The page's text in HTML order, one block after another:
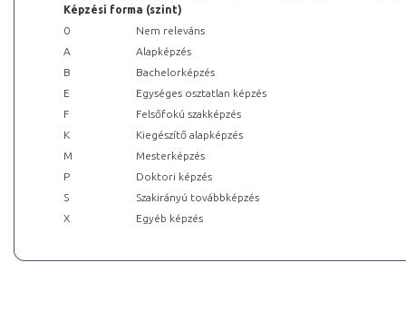
Képzési forma (szint)
0
Nem releváns
A
Alapképzés
B
Bachelorképzés
E
Egységes osztatlan képzés
F
Felsőfokú szakképzés
K
Kiegészítő alapképzés
M
Mesterképzés
P
Doktori képzés
S
Szakirányú továbbképzés
X
Egyéb képzés